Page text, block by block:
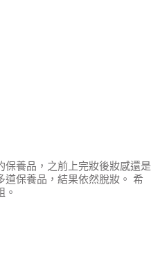
保養品，之前上完妝後妝感還是
保養品，結果依然脫妝。 希
。